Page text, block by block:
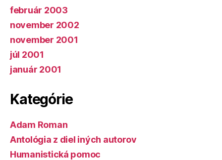
február 2003
november 2002
november 2001
júl 2001
január 2001
Kategórie
Adam Roman
Antológia z diel iných autorov
Humanistická pomoc